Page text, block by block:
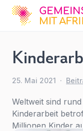
GFA
25. Mai 2021 ·
Weltweit sind
Kinderarbeit
Millionen Kinder
Sie
in Afrika
Hintergrund
First Name*